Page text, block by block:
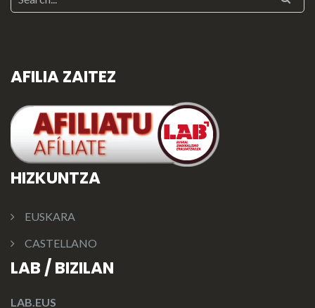
AFILIA ZAITEZ
HIZKUNTZA
EUSKARA
CASTELLANO
LAB / BIZILAN
LAB.EUS